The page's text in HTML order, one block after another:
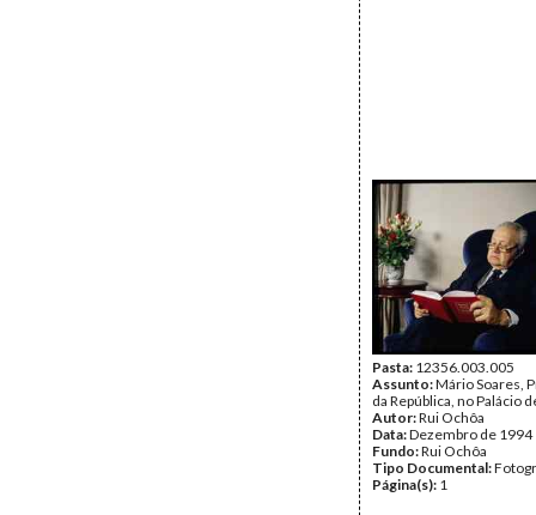
Pasta: 12356.003.005
Assunto:Mário Soares,
da República, no Palácio
Autor:Rui Ochôa
Data:Dezembro de 1994
Fundo:Rui Ochôa
Tipo Documental:
Página(s): 1